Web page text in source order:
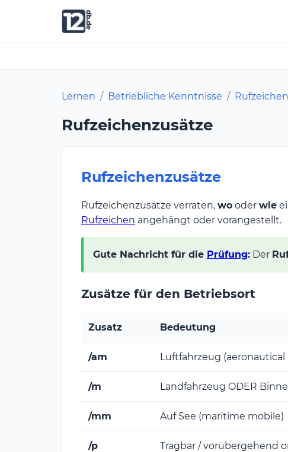
Lernen / Betriebliche Kenntnisse /
Rufzeichenzusätze
Rufzeichenzusätze
Rufzeichenzusätze verraten, wo oder wie
Rufzeichen angehängt oder vorangestellt.
Gute Nachricht für die Prüfung: Der
Zusätze für den Betriebsort
Zusatz Bedeutung
/am Luftfahrzeug (aeronautical
/m Landfahrzeug ODER
/mm Auf See (maritime mobile)
/p Tragbar / vorübergehend